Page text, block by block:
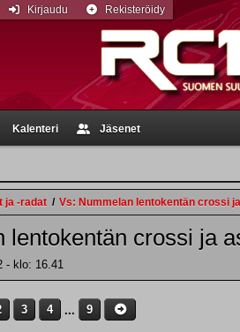
Kalenteri Jäsenet
Kirjaudu Rekisteröidy
ja -radat / Vs: Nummelan lentokentän crossi
lentokentän crossi ja
- klo: 16.41
3 4 ... 9